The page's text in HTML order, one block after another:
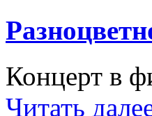
Концерт в
Читать